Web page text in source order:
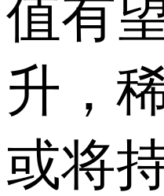
值有
升，
或将